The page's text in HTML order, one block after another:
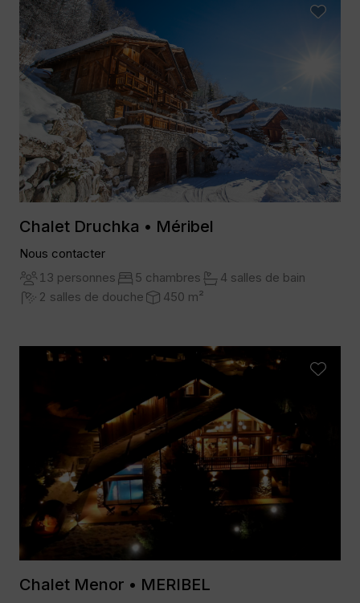
Chalet Druchka • Méribel
Nous contacter
13 personnes
5 chambres
4 salles de bain
2 salles de douche
450 m²
Chalet Menor • MERIBEL